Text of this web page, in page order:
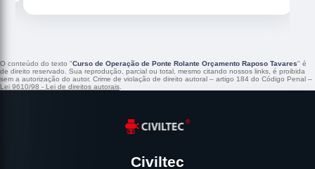
O conteúdo do texto "Curso de Operação de Ponte Rolante Orçamento Raposo Tavares" é
de direito reservado. Sua reprodução, parcial ou total, mesmo citando nossos links, é proibida
sem a autorização do autor. Crime de violação de direito autoral – artigo 184 do Código Penal –
Lei 9610/98 - Lei de direitos autorais.
Civiltec